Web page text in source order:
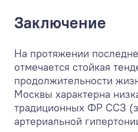
Заключение
На протяжении
отмечается стойкая
продолжительности
Москвы характерна
традиционных ФР ССЗ
артериальной